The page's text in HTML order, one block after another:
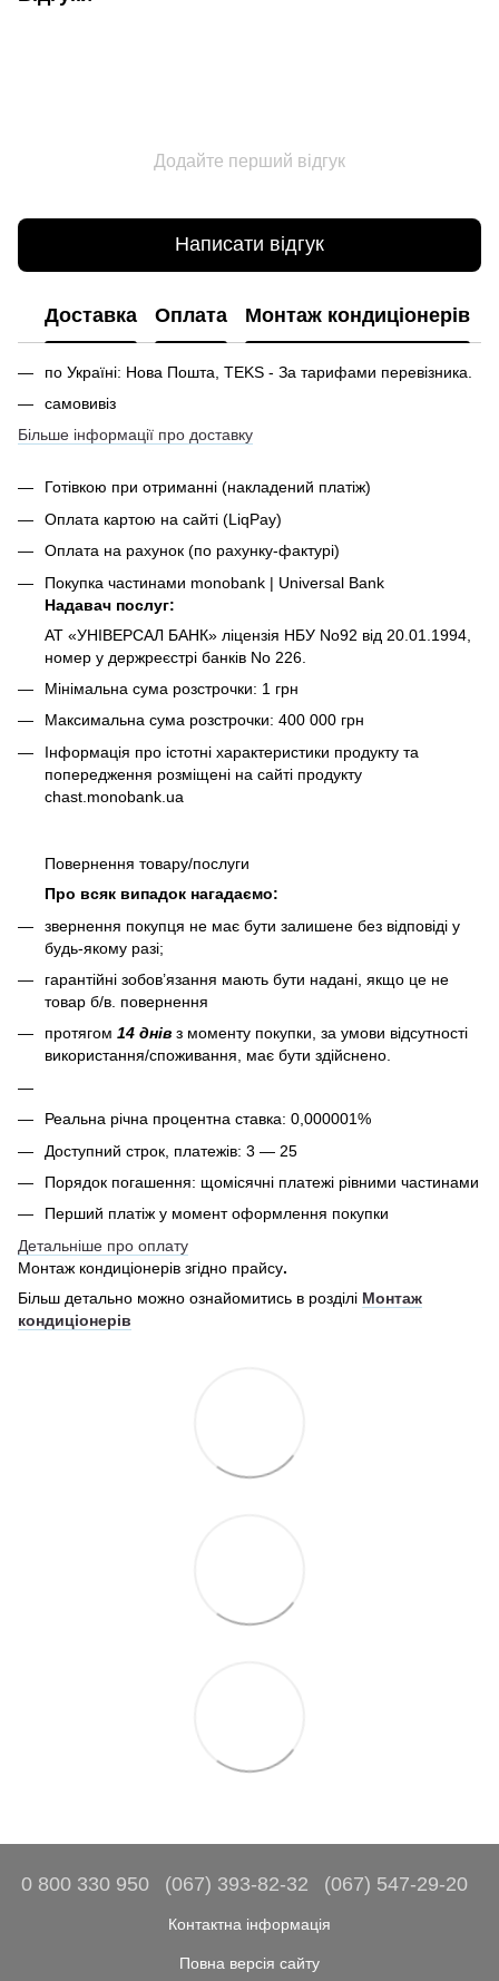
Додайте перший відгук
Написати відгук
Доставка Оплата Монтаж кондиціонерів
по Україні: Нова Пошта, TEKS - За тарифами перевізника.
самовивіз
Більше інформації про доставку
Готівкою при отриманні (накладений платіж)
Оплата картою на сайті (LiqPay)
Оплата на рахунок (по рахунку-фактурі)
Покупка частинами monobank | Universal Bank
Надавач послуг:
АТ «УНІВЕРСАЛ БАНК» ліцензія НБУ No92 від 20.01.1994,
номер у держреєстрі банків No 226.
Мінімальна сума розстрочки: 1 грн
Максимальна сума розстрочки: 400 000 грн
Інформація про істотні характеристики продукту та
попередження розміщені на сайті продукту
chast.monobank.ua
Повернення товару/послуги
Про всяк випадок нагадаємо:
звернення покупця не має бути залишене без відповіді у
будь-якому разі;
гарантійні зобов’язання мають бути надані, якщо це не
товар б/в. повернення
протягом 14 днів з моменту покупки, за умови відсутності
використання/споживання, має бути здійснено.
Реальна річна процентна ставка: 0,000001%
Доступний строк, платежів: 3 — 25
Порядок погашення: щомісячні платежі рівними частинами
Перший платіж у момент оформлення покупки
Детальніше про оплату
Монтаж кондиціонерів згідно прайсу.
Більш детально можно ознайомитись в розділі Монтаж
кондиціонерів
0 800 330 950 (067) 393-82-32 (067) 547-29-20
Контактна інформація
Повна версія сайту